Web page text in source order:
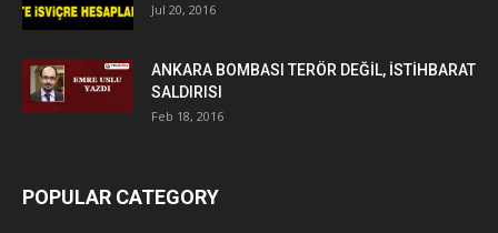
Jul 20, 2016
ANKARA BOMBASI TERÖR DEĞİL, İSTİHBARAT
SALDIRISI
Feb 18, 2016
POPULAR CATEGORY